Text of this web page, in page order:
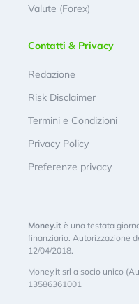
Valute (Forex)
Contatti & Privacy
Redazione
Risk Disclaimer
Termini e Condizioni
Privacy Policy
Preferenze privacy
Money.it è una testata
finanziario. Autorizzazione
12/04/2018.
Money.it srl a socio unico
13586361001